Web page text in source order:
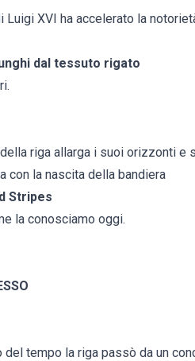
Luigi XVI ha accelerato la
dal tessuto rigato
riga allarga i suoi orizzonti e
con la nascita della bandiera
Stripes
la conosciamo oggi.
del tempo la riga passò da un